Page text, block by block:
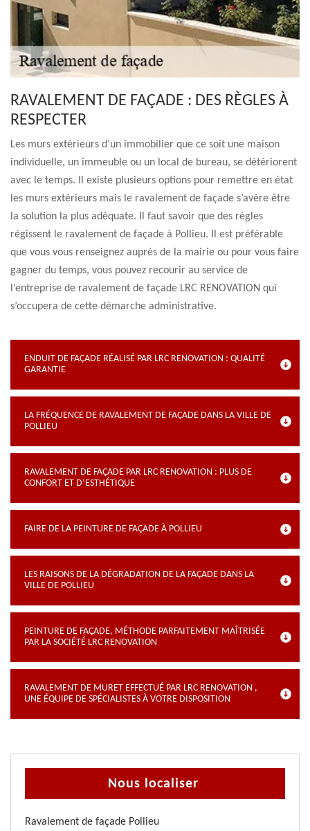
RAVALEMENT DE FAÇADE : DES RÈGLES À
RESPECTER
Les murs extérieurs d’un immobilier que ce soit une maison
individuelle, un immeuble ou un local de bureau, se détériorent
avec le temps. Il existe plusieurs options pour remettre en état
les murs extérieurs mais le ravalement de façade s’avère être
la solution la plus adéquate. Il faut savoir que des règles
régissent le ravalement de façade à Pollieu. Il est préférable
que vous vous renseignez auprès de la mairie ou pour vous faire
gagner du temps, vous pouvez recourir au service de
l’entreprise de ravalement de façade LRC RENOVATION qui
s’occupera de cette démarche administrative.
ENDUIT DE FAÇADE RÉALISÉ PAR LRC RENOVATION : QUALITÉ
GARANTIE
LA FRÉQUENCE DE RAVALEMENT DE FAÇADE DANS LA VILLE DE
POLLIEU
RAVALEMENT DE FAÇADE PAR LRC RENOVATION : PLUS DE
CONFORT ET D’ESTHÉTIQUE
FAIRE DE LA PEINTURE DE FAÇADE À POLLIEU
LES RAISONS DE LA DÉGRADATION DE LA FAÇADE DANS LA
VILLE DE POLLIEU
PEINTURE DE FAÇADE, MÉTHODE PARFAITEMENT MAÎTRISÉE
PAR LA SOCIÉTÉ LRC RENOVATION
RAVALEMENT DE MURET EFFECTUÉ PAR LRC RENOVATION ,
UNE ÉQUIPE DE SPÉCIALISTES À VOTRE DISPOSITION
Nous localiser
Ravalement de façade Pollieu